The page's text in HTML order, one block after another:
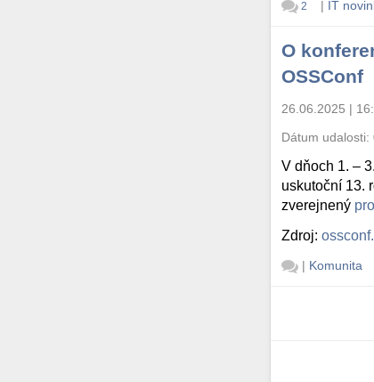
2 | IT
O
OSSConf
26.06.2025 |
Dátum udalosti:
V dňoch 1. –
uskutoční 13.
zverejnený
Zdroj:
| Komunita